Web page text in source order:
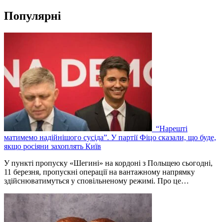
Популярні
“Нарешті
матимемо надійнішого сусіда”. У партії Фіцо сказали, що буде,
якщо росіяни захоплять Київ
У пункті пропуску «Шегині» на кордоні з Польщею сьогодні,
11 березня, пропускні операції на вантажному напрямку
здійснюватимуться у сповільненому режимі. Про це…